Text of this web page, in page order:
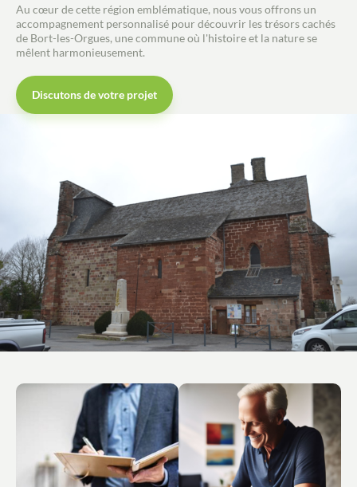
Au cœur de cette région emblématique, nous vous offrons un
accompagnement personnalisé pour découvrir les trésors cachés
de Bort-les-Orgues, une commune où l'histoire et la nature se
mêlent harmonieusement.
Discutons de votre projet